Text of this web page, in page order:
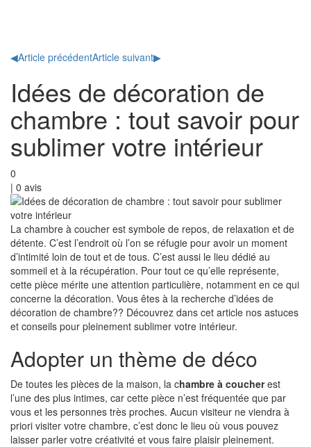
◀Article précédentArticle suivant▶
Idées de décoration de
chambre : tout savoir pour
sublimer votre intérieur
0
| 0 avis
La chambre à coucher est symbole de repos, de relaxation et de
détente. C’est l’endroit où l’on se réfugie pour avoir un moment
d’intimité loin de tout et de tous. C’est aussi le lieu dédié au
sommeil et à la récupération. Pour tout ce qu’elle représente,
cette pièce mérite une attention particulière, notamment en ce qui
concerne la décoration. Vous êtes à la recherche d’idées de
décoration de chambre?? Découvrez dans cet article nos astuces
et conseils pour pleinement sublimer votre intérieur.
Adopter un thème de déco
De toutes les pièces de la maison, la chambre à coucherest
l’une des plus intimes, car cette pièce n’est fréquentée que par
vous et les personnes très proches. Aucun visiteur ne viendra à
priori visiter votre chambre, c’est donc le lieu où vous pouvez
laisser parler votre créativité et vous faire plaisir pleinement.